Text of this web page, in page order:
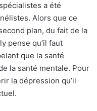
a été
Alors que ce
plan, du fait de la
pense qu’il faut
que la santé
la santé mentale. Pour
la dépression qu’il